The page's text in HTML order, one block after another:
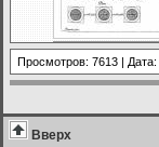
Просмотров: 7613 | Дата:
Вверх